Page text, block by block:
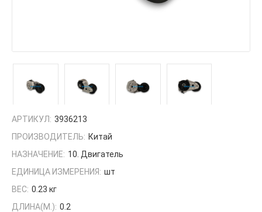
АРТИКУЛ: 3936213
ПРОИЗВОДИТЕЛЬ: Китай
НАЗНАЧЕНИЕ: 10. Двигатель
ЕДИНИЦА ИЗМЕРЕНИЯ: шт
ВЕС: 0.23 кг
ДЛИНА(М.): 0.2